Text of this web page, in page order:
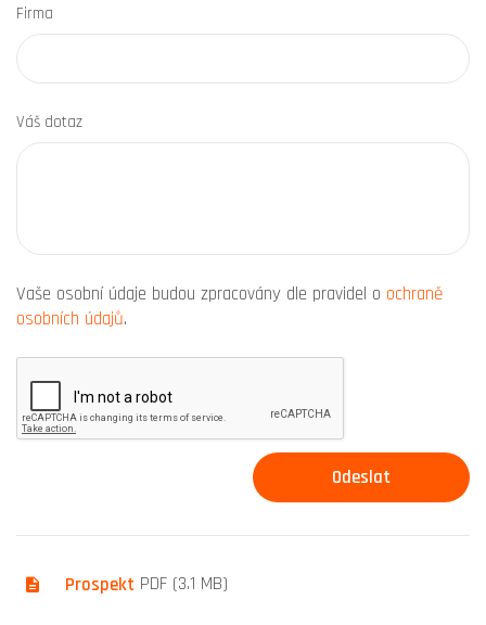
Firma
Váš dotaz
Vaše osobní údaje budou zpracovány dle pravidel o ochraně
osobních údajů.
Prospekt PDF (3.1 MB)